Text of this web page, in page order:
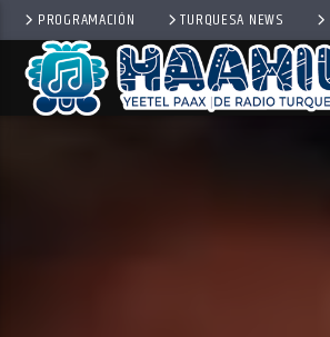
PROGRAMACIÓN TURQUESA NEWS